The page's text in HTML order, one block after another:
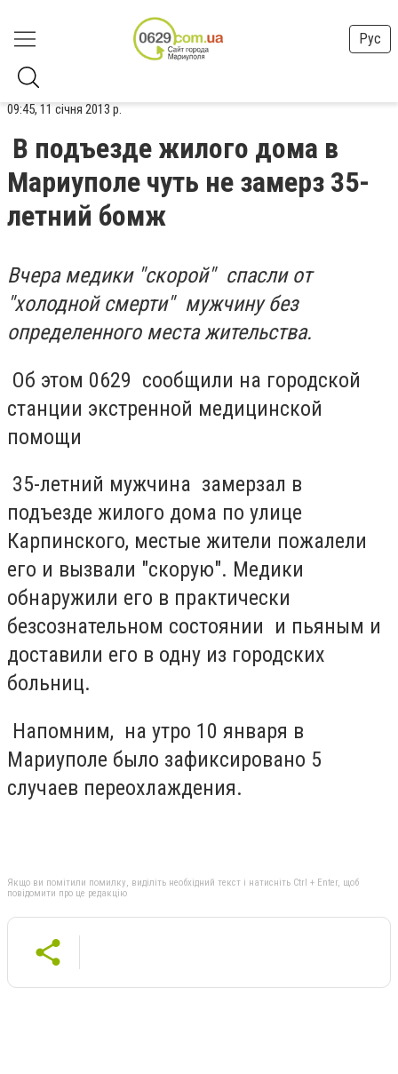
Рус
09:45, 11 січня 2013 р.
В подъезде жилого дома в
Мариуполе чуть не замерз 35-
летний бомж
Вчера медики "скорой" спасли от
"холодной смерти" мужчину без
определенного места жительства.
Об этом 0629 сообщили на городской
станции экстренной медицинской
помощи
35-летний мужчина замерзал в
подъезде жилого дома по улице
Карпинского, местые жители пожалели
его и вызвали "скорую". Медики
обнаружили его в практически
безсознательном состоянии и пьяным и
доставили его в одну из городских
больниц.
Напомним, на утро 10 января в
Мариуполе было зафиксировано 5
случаев переохлаждения.
Якщо ви помітили помилку, виділіть необхідний текст і натисніть Ctrl + Enter, щоб
повідомити про це редакцію